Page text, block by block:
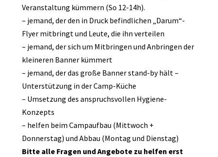
Veranstaltung kümmern (So 12-14h).
– jemand, der den in Druck befindlichen „Darum“-
Flyer mitbringt und Leute, die ihn verteilen
– jemand, der sich um Mitbringen und Anbringen der
kleineren Banner kümmert
– jemand, der das große Banner stand-by hält –
Unterstützung in der Camp-Küche
– Umsetzung des anspruchsvollen Hygiene-
Konzepts
– helfen beim Campaufbau (Mittwoch +
Donnerstag) und Abbau (Montag und Dienstag)
Bitte alle Fragen und Angebote zu helfen erst